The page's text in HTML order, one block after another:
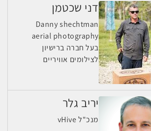
דני שכטמן
Danny shechtman
aerial photography
בעל חברה ברישיון
לצילומים אוויריים
יריב גלר
מנכ"ל vHive